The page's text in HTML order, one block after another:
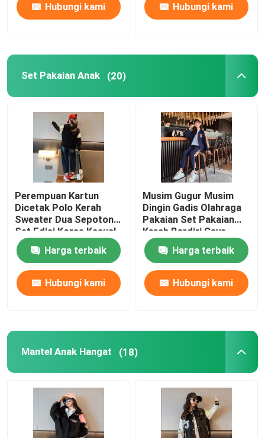
Hubungi kami Hubungi kami
Set Pakaian Anak (20)
Perempuan Kartun
Dicetak Polo Kerah
Sweater Dua Sepotong
Set Edisi Korea Kasual
Hangat
Harga terbaik
Hubungi kami
Musim Gugur Musim
Dingin Gadis Olahraga
Pakaian Set Pakaian
Kerah Berdiri Gaya
Asing
Harga terbaik
Hubungi kami
Mantel Anak Hangat (18)